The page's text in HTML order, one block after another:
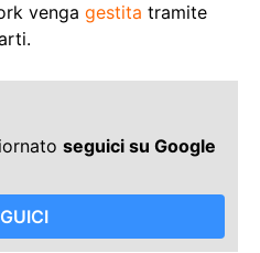
venga gestita tramite
seguici su Google